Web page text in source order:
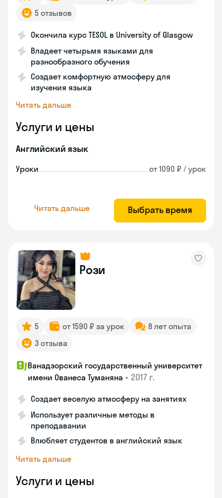
5 отзывов
Окончила курс TESOL в University of Glasgow
Владеет четырьмя языками для
разнообразного обучения
Создает комфортную атмосферу для
изучения языка
Читать дальше
Услуги и цены
Английский язык
Уроки от 1090 ₽ / урок
Читать дальше Выбрать время
Рози
5 от 1590 ₽ за урок
8 лет опыта
3 отзыва
Ванадзорский государственный университет
имени Ованеса Туманяна • 2017 г.
Создает веселую атмосферу на занятиях
Использует различные методы в
преподавании
Влюбляет студентов в английский язык
Читать дальше
Услуги и цены